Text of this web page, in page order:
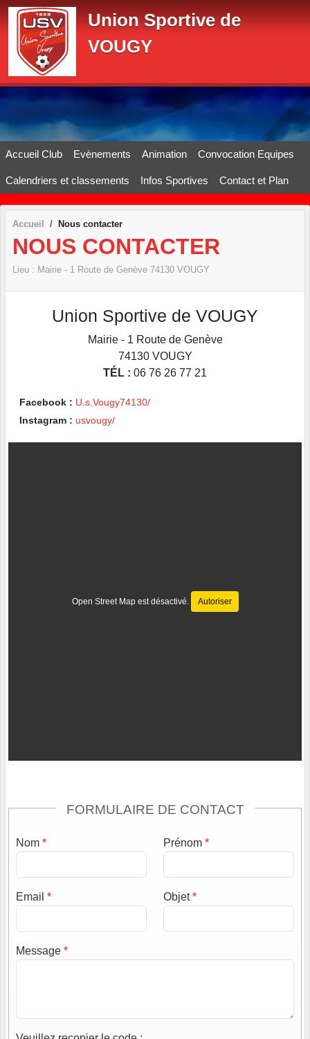
Union Sportive de
VOUGY
Accueil Club Evènements Animation Convocation Equipes
Calendriers et classements Infos Sportives Contact et Plan
Accueil Nous contacter
NOUS CONTACTER
Lieu : Mairie - 1 Route de Genève 74130 VOUGY
Union Sportive de VOUGY
Mairie - 1 Route de Genève
74130 VOUGY
TÉL : 06 76 26 77 21
Facebook : U.s.Vougy74130/
Instagram : usvougy/
Open Street Map est désactivé. Autoriser
FORMULAIRE DE CONTACT
Nom * Prénom *
Email * Objet*
Message *
Panneau de gestion des cookies